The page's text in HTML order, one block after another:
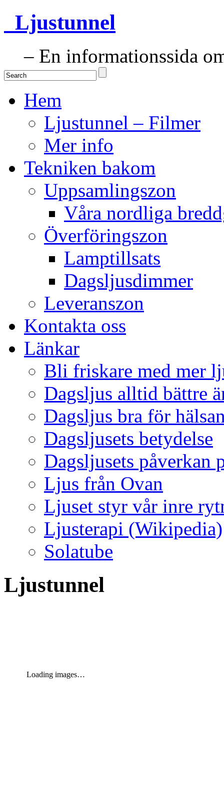
Ljustunnel
– En informationssida
Hem
Ljustunnel – Filmer
Mer info
Tekniken bakom
Uppsamlingszon
Våra nordliga
Överföringszon
Lamptillsats
Dagsljusdimmer
Leveranszon
Kontakta oss
Länkar
Bli friskare med mer
Dagsljus alltid bättre
Dagsljus bra för
Dagsljusets betydelse
Dagsljusets påverkan
Ljus från Ovan
Ljuset styr vår inre
Ljusterapi (Wikipedia)
Solatube
Ljustunnel
Loading images…